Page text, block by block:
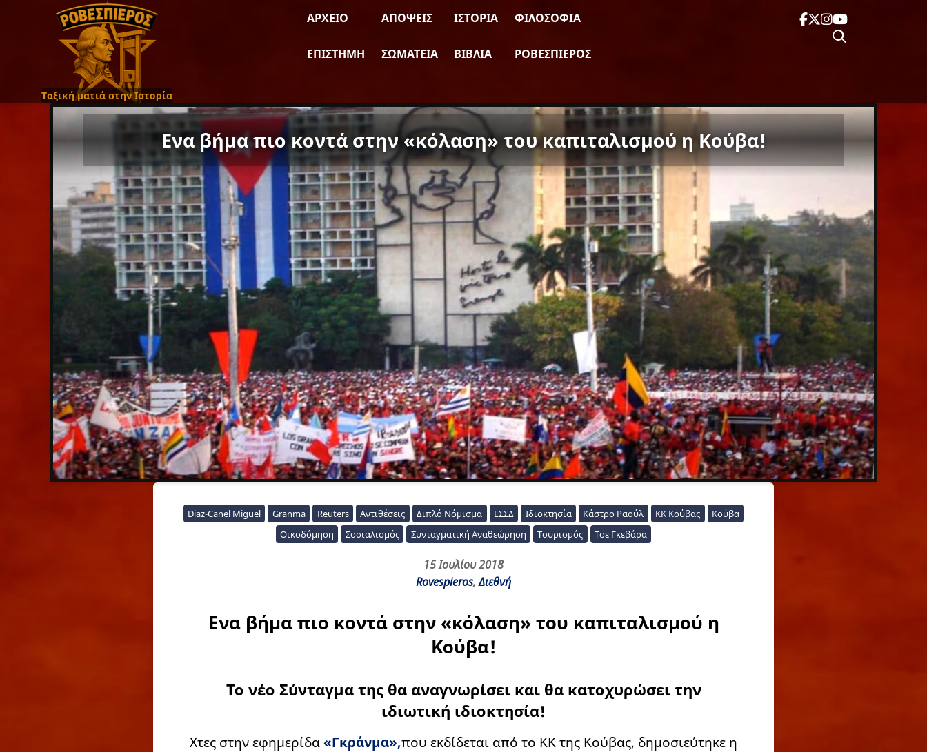
Ταξική ματιά στην Ιστορία
ΑΡΧΕΊΟ ΑΠΌΨΕΙΣ ΙΣΤΟΡΊΑ ΦΙΛΟΣΟΦΊΑ
ΕΠΙΣΤΉΜΗ ΣΩΜΑΤΕΊΑ ΒΙΒΛΊΑ ΡΟΒΕΣΠΙΈΡΟΣ
Ενα βήμα πιο κοντά στην «κόλαση» του καπιταλισμού η Κούβα!
Diaz-Canel Miguel Granma Reuters Αντιθέσεις Διπλό Νόμισμα ΕΣΣΔ Ιδιοκτησία Κάστρο Ραούλ ΚΚ Κούβας
Κούβα
Οικοδόμηση
Σοσιαλισμός Συνταγματική Αναθεώρηση Τουρισμός Τσε Γκεβάρα
15 Ιουλίου 2018
Rovespieros,Διεθνή
Ενα βήμα πιο κοντά στην «κόλαση» του καπιταλισμού η
Κούβα!
Το νέο Σύνταγμα της θα αναγνωρίσει και θα κατοχυρώσει την
ιδιωτική ιδιοκτησία!
Χτες στην εφημερίδα«Γκράνμα»,που εκδίδεται από το ΚΚ της Κούβας, δημοσιεύτηκε η